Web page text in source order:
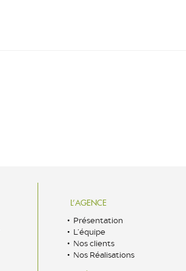
L’AGENCE
Présentation
L’équipe
Nos clients
Nos Réalisations